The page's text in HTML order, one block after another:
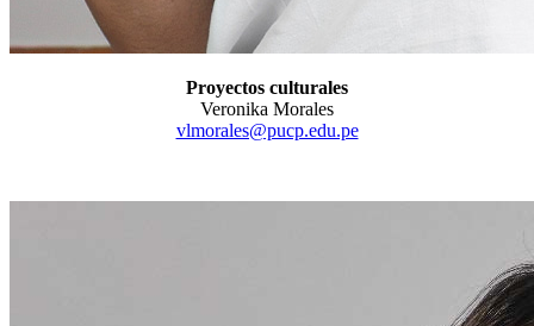
Proyectos culturales
Veronika Morales
vlmorales@pucp.edu.pe